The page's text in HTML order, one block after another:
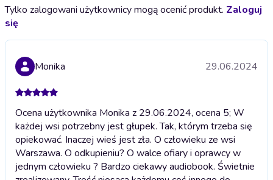
Tylko zalogowani użytkownicy mogą ocenić produkt. Zaloguj
się
Monika 29.06.2024
Ocena użytkownika Monika z 29.06.2024, ocena 5; W
każdej wsi potrzebny jest głupek. Tak, którym trzeba się
opiekować. Inaczej wieś jest zła. O człowieku ze wsi
Warszawa. O odkupieniu? O walce ofiary i oprawcy w
jednym człowieku ? Bardzo ciekawy audiobook. Świetnie